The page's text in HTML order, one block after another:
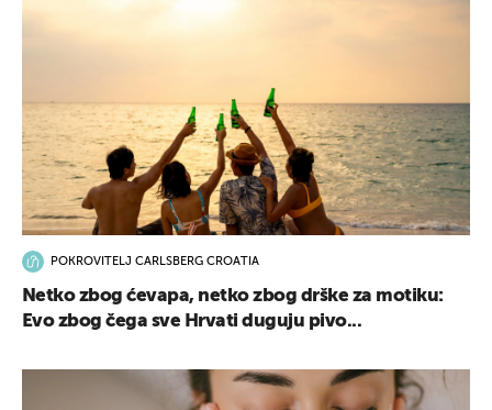
POKROVITELJ CARLSBERG CROATIA
Netko zbog ćevapa, netko zbog drške za motiku:
Evo zbog čega sve Hrvati duguju pivo...